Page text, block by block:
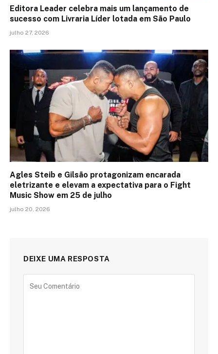
Editora Leader celebra mais um lançamento de
sucesso com Livraria Líder lotada em São Paulo
julho 27, 2026
Agles Steib e Gilsão protagonizam encarada
eletrizante e elevam a expectativa para o Fight
Music Show em 25 de julho
julho 20, 2026
DEIXE UMA RESPOSTA